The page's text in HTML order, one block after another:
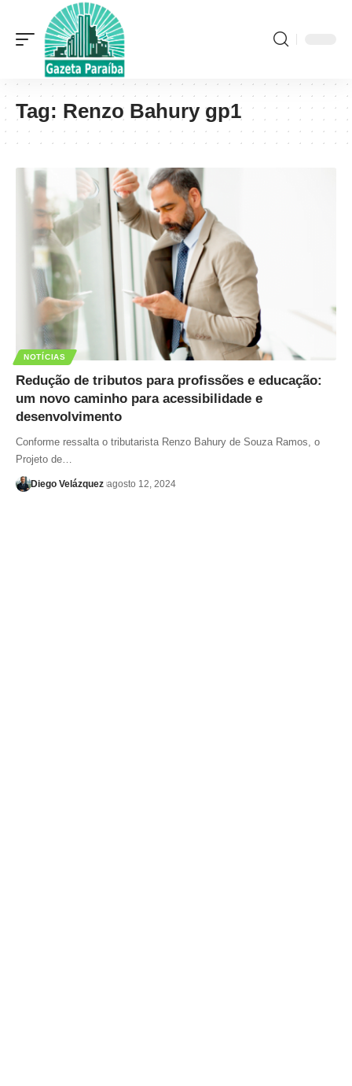
Tag: Renzo Bahury gp1
NOTÍCIAS
Redução de tributos para profissões e educação:
um novo caminho para acessibilidade e
desenvolvimento
Conforme ressalta o tributarista Renzo Bahury de Souza Ramos, o
Projeto de…
Diego Velázquez agosto 12, 2024